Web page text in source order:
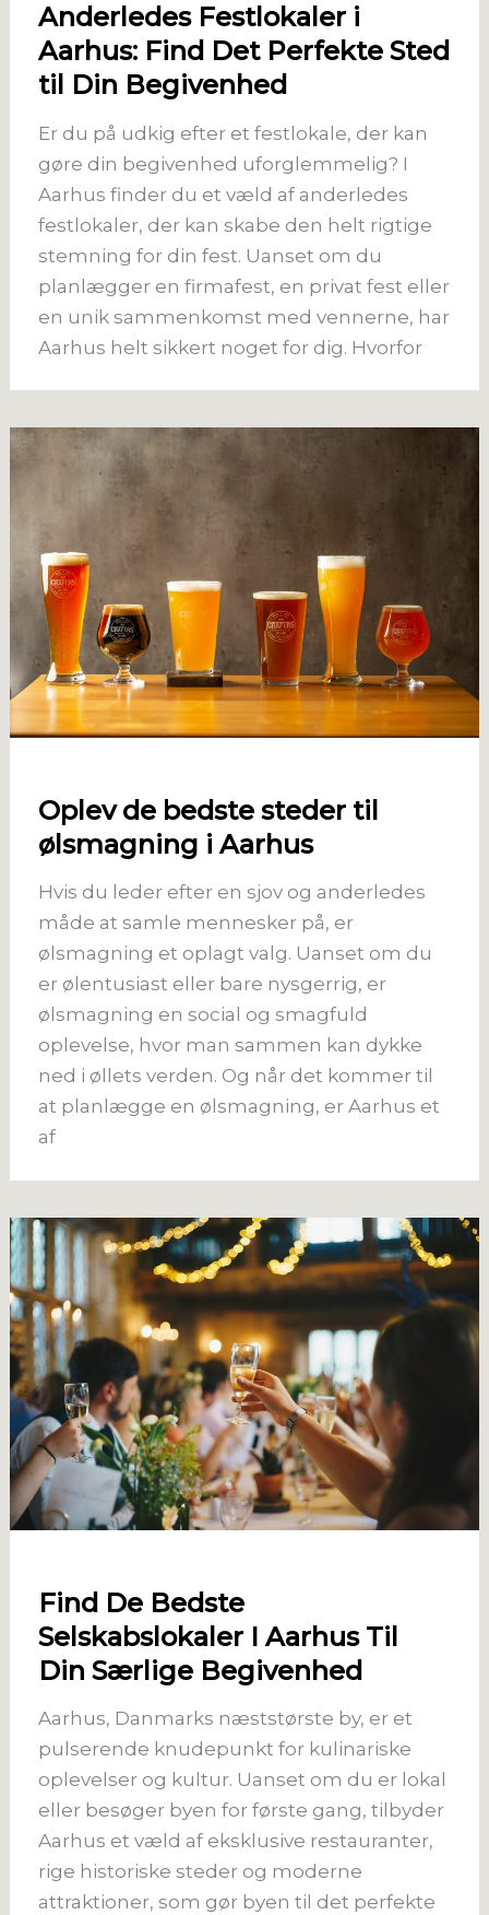
Anderledes Festlokaler i
Aarhus: Find Det Perfekte Sted
til Din Begivenhed
Er du på udkig efter et festlokale, der kan
gøre din begivenhed uforglemmelig? I
Aarhus finder du et væld af anderledes
festlokaler, der kan skabe den helt rigtige
stemning for din fest. Uanset om du
planlægger en firmafest, en privat fest eller
en unik sammenkomst med vennerne, har
Aarhus helt sikkert noget for dig. Hvorfor
Oplev de bedste steder til
ølsmagning i Aarhus
Hvis du leder efter en sjov og anderledes
måde at samle mennesker på, er
ølsmagning et oplagt valg. Uanset om du
er ølentusiast eller bare nysgerrig, er
ølsmagning en social og smagfuld
oplevelse, hvor man sammen kan dykke
ned i øllets verden. Og når det kommer til
at planlægge en ølsmagning, er Aarhus et
af
Find De Bedste
Selskabslokaler I Aarhus Til
Din Særlige Begivenhed
Aarhus, Danmarks næststørste by, er et
pulserende knudepunkt for kulinariske
oplevelser og kultur. Uanset om du er lokal
eller besøger byen for første gang, tilbyder
Aarhus et væld af eksklusive restauranter,
rige historiske steder og moderne
attraktioner, som gør byen til det perfekte